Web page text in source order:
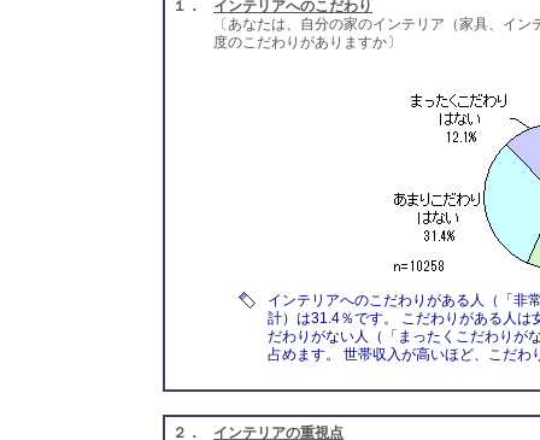
１．
インテリアへのこだわり
〔あなたは、自分の家のインテリア（家具、イ
度のこだわりがありますか〕
インテリアへのこだわりがある人（「非
計）は31.4％です。 こだわりがある人
だわりがない人（「まったくこだわりが
占めます。 世帯収入が高いほど、こだわ
２．
インテリアの重視点